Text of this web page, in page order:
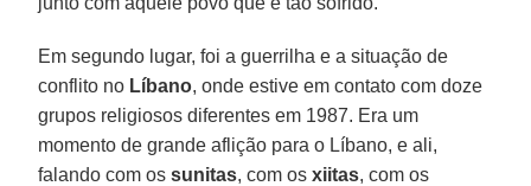
Em segundo lugar, foi a guerrilha e a situação de
conflito no Líbano, onde estive em contato com doze
grupos religiosos diferentes em 1987. Era um
momento de grande aflição para o Líbano, e ali,
falando com ossunitas, com osxiitas, com os